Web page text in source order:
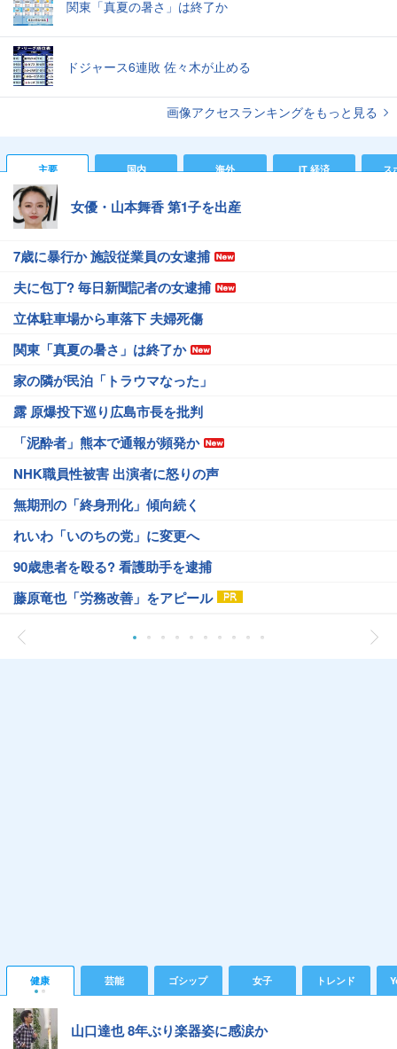
関東「真夏の暑さ」は終了か
ドジャース6連敗 佐々木が止める
画像アクセスランキングをもっと見る
主要 国内 海外 IT 経済 ス
女優・山本舞香 第1子を出産
7歳に暴行か 施設従業員の女逮捕
夫に包丁? 毎日新聞記者の女逮捕
立体駐車場から車落下 夫婦死傷
関東「真夏の暑さ」は終了か
家の隣が民泊「トラウマなった」
露 原爆投下巡り広島市長を批判
「泥酔者」熊本で通報が頻発か
NHK職員性被害 出演者に怒りの声
無期刑の「終身刑化」傾向続く
れいわ「いのちの党」に変更へ
90歳患者を殴る? 看護助手を逮捕
藤原竜也「労務改善」をアピール
健康 芸能 ゴシップ 女子 トレンド
山口達也 8年ぶり楽器姿に感涙か